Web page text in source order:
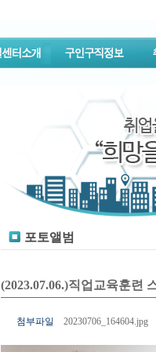
포토앨범
(2023.07.06.)직업교육훈련
첨부파일 20230706_164604.jpg